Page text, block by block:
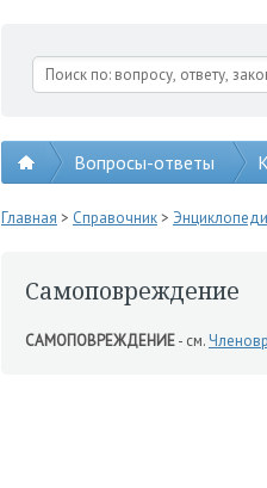
Вопросы-ответы
Главная > Справочник>
Самоповреждение
САМОПОВРЕЖДЕНИЕ- см.